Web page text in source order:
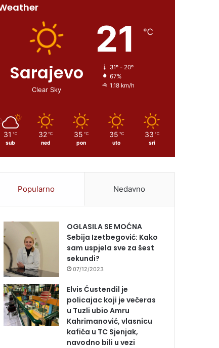
Sarajevo
Clear Sky
21 ℃
31º - 20º
67%
1.18 km/h
31 ℃
sub
32 ℃
ned
35 ℃
pon
35 ℃
uto
33 ℃
sri
Popularno Nedavno
OGLASILA SE MOĆNA
Sebija Izetbegović: Kako
sam uspjela sve za šest
sekundi?
07/12/2023
Elvis Ćustendil je
policajac koji je večeras
u Tuzli ubio Amru
Kahrimanović, vlasnicu
kafića u TC Sjenjak,
navodno bili u vezi